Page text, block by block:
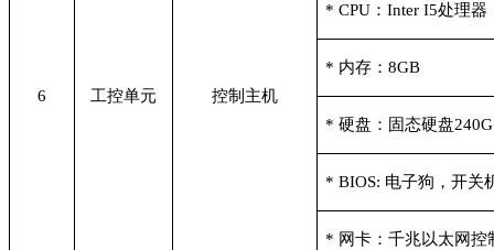
6 工控单元 控制主机
* CPU ：Inter I5处理器
* 内存：8GB
* 硬盘：固态硬盘240G
* BIOS: 电子狗，开关
* 网卡：千兆以太网控